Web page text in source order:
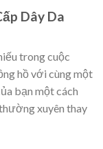
Dây Da
trong cuộc
hồ với cùng một
bạn một cách
xuyên thay